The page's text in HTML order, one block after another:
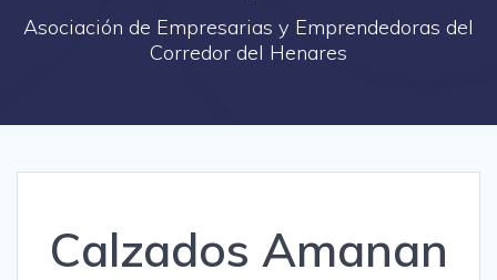
Asociación de Empresarias y Emprendedoras del
Corredor del Henares
Calzados Amanan